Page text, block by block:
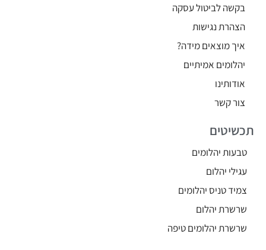
בקשה לביטול עסקה
הצהרת נגישות
איך מוצאים מידה?
יהלומים אמיתיים
אודותינו
צור קשר
תכשיטים
טבעות יהלומים
עגילי יהלום
צמיד טניס יהלומים
שרשרת יהלום
שרשרת יהלומים טיפה